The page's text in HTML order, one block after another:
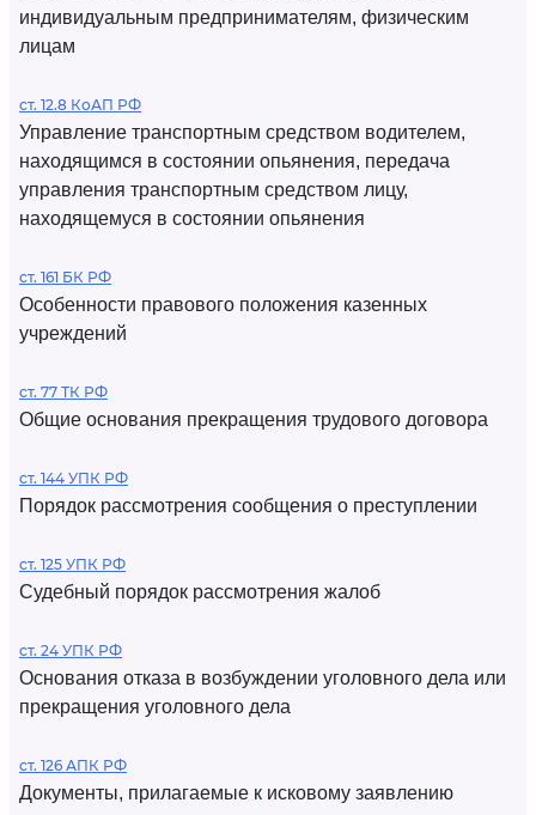
индивидуальным предпринимателям, физическим
лицам
ст. 12.8 КоАП РФ
Управление транспортным средством водителем,
находящимся в состоянии опьянения, передача
управления транспортным средством лицу,
находящемуся в состоянии опьянения
ст. 161 БК РФ
Особенности правового положения казенных
учреждений
ст. 77 ТК РФ
Общие основания прекращения трудового договора
ст. 144 УПК РФ
Порядок рассмотрения сообщения о преступлении
ст. 125 УПК РФ
Судебный порядок рассмотрения жалоб
ст. 24 УПК РФ
Основания отказа в возбуждении уголовного дела или
прекращения уголовного дела
ст. 126 АПК РФ
Документы, прилагаемые к исковому заявлению